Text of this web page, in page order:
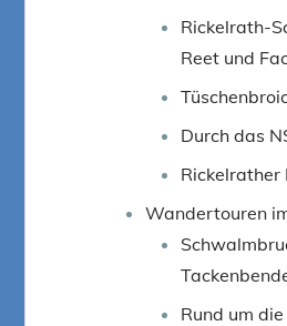
Rickelrath-
Reet und
Durch das
Rickelrather
Wandertouren
Rund um